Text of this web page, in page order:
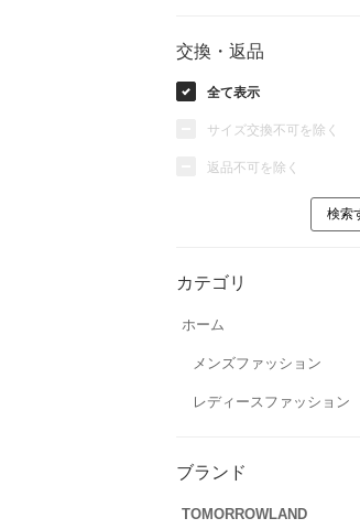
交換・返品
全て表示
サイズ交換不可を除く
返品不可を除く
カテゴリ
ホーム
メンズファッション
レディースファッション
ブランド
TOMORROWLAND